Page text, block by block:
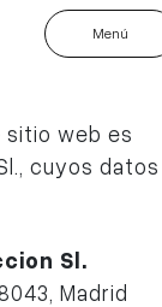
Menú
web es
cuyos datos
Sl.
Madrid